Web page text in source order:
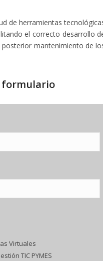
de herramientas
el correcto desarrollo
mantenimiento de
formulario
Virtuales
TIC PYMES